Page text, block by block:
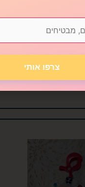
עגלת טיולון
₪89.00
הוספה לסל
צרפו אותי